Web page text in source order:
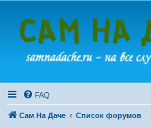
FAQ
Сам На Даче Список форумов